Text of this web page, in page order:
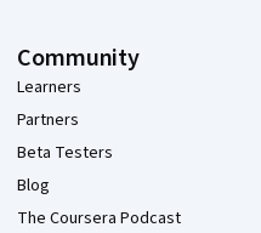
Community
Learners
Partners
Beta Testers
Blog
The Coursera Podcast